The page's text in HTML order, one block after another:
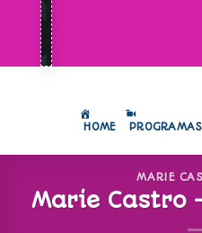
HOME PROGRAMAS
MARIE
Marie Castro